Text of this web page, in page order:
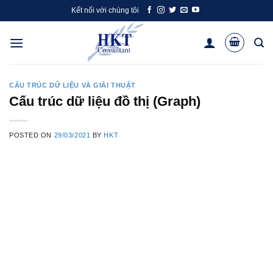
to
content
Kết nối với chúng tôi
CẤU TRÚC DỮ LIỆU VÀ GIẢI THUẬT
Cấu trúc dữ liệu đồ thị (Graph)
POSTED ON 29/03/2021 BY HKT